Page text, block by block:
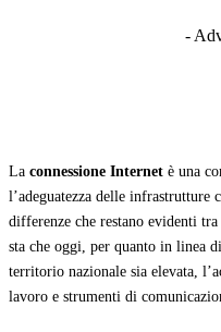
-
La connessione Internet è una
l’adeguatezza delle infrastrutture
differenze che restano evidenti
sta che oggi, per quanto in linea
territorio nazionale sia elevata,
lavoro e strumenti di